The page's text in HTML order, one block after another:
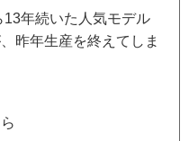
年続いた人気モデル
昨年生産を終えてしま